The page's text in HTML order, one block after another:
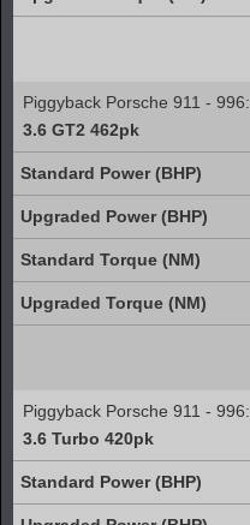
Piggyback Porsche 911 - 996:
3.6 GT2 462pk
Piggyback Porsche 911 - 996:
3.6 Turbo 420pk